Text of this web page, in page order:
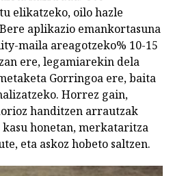
elikatzeko, oilo hazle
aplikazio emankortasuna
maila areagotzeko% 10-15
ere, legamiarekin dela
Gorringoa ere, baita
Horrez gain,
handitzen arrautzak
honetan, merkataritza
eta askoz hobeto saltzen.